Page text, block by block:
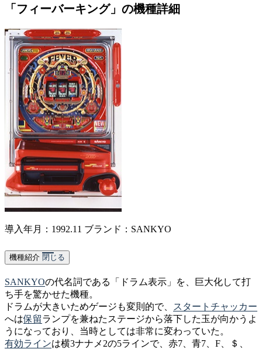
「フィーバーキング」の機種詳細
導入年月：1992.11 ブランド：SANKYO
機種紹介 閉じる
SANKYOの代名詞である「ドラム表示」を、巨大化して打
ち手を驚かせた機種。
ドラムが大きいためゲージも変則的で、
スタートチャッカー
へは保留ランプを兼ねたステージから落下した玉が向かうよ
うになっており、当時としては非常に変わっていた。
有効ラインは横3ナナメ2の5ラインで、赤7、青7、F、＄、